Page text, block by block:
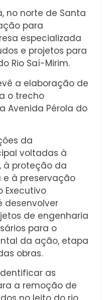
no norte de Santa
para
especializada
e projetos para
Rio Saí-Mirim.
a elaboração de
o trecho
Avenida Pérola do
da
voltadas à
à proteção da
à preservação
Executivo
desenvolver
de engenharia
para o
da ação, etapa
obras.
as
a remoção de